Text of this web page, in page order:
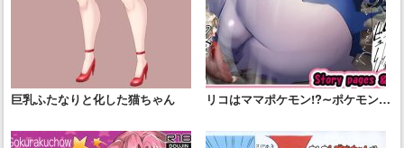
巨乳ふたなりと化した猫ちゃん
リコはママポケモン!?∼ポケモンに